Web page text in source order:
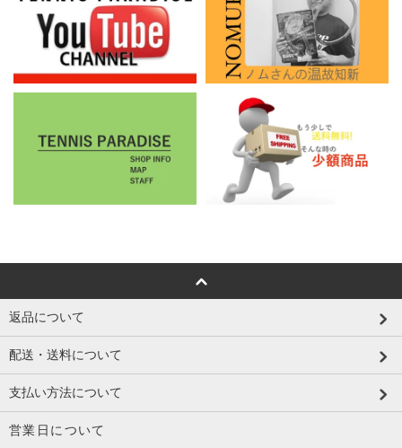
返品について
配送・送料について
支払い方法について
営業日について